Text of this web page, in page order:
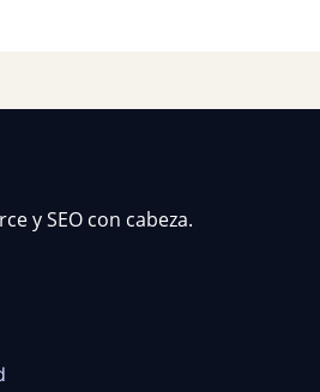
y SEO con cabeza.